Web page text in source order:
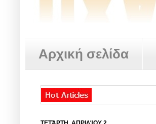
Αρχική σελίδα